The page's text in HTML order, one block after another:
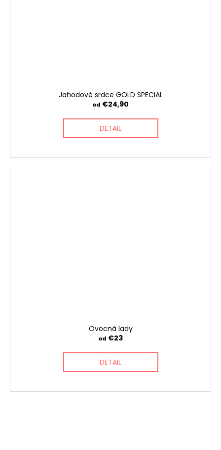
Jahodové srdce GOLD SPECIAL
od €24,90
DETAIL
Ovocná lady
od €23
DETAIL